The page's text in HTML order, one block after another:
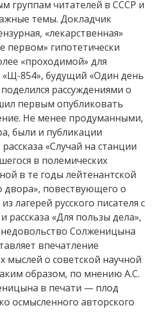
группам читателей в СССР и
темы. Докладчик
«лекарственная»
первом» гипотетически
«проходимой» для
«Щ-854», будущий «Один день
рассуждениями о
первым опубликовать
Не менее продуманными,
были и публикации
«Случай на станции
в полемических
в те годы лейтенантской
двора», повествующего о
лагерей русского писателя с
рассказа «Для пользы дела»,
Солженицына
впечатление
мыслей о советской научной
образом, по мнению А.С.
в печати — плод
осмысленного авторского